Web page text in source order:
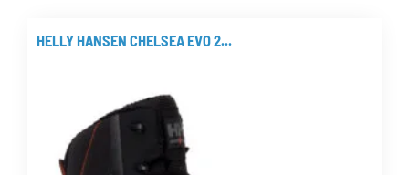
meerdere
Deze
optie
kan
HELLY HANSEN CHELSEA EVO 2...